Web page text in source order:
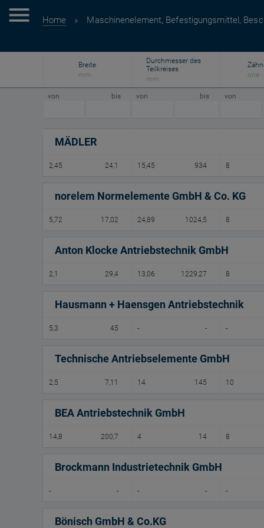
Home Maschinenelement, Befestigungsmittel,
Breite
mm
Durchmesser des
Teilkreises
mm
one
von bis von bis von
MÄDLER
2,45 24,1 15,45 934 8
norelem Normelemente GmbH & Co. KG
5,72 17,02 24,89 1024,5 8
Anton Klocke Antriebstechnik GmbH
2,1 29,4 13,06 1229,27 8
Hausmann + Haensgen Antriebstechnik
5,3 45 - - -
Technische Antriebselemente GmbH
2,5 7,11 14 145 10
BEA Antriebstechnik GmbH
14,8 200,7 4 14 8
Brockmann Industrietechnik GmbH
- - - - -
Bönisch GmbH & Co.KG